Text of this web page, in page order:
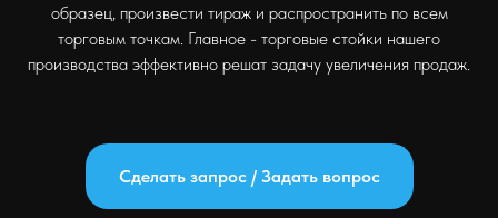
образец, произвести тираж и распространить по всем
торговым точкам. Главное - торговые стойки нашего
производства эффективно решат задачу увеличения продаж.
Сделать запрос / Задать вопрос